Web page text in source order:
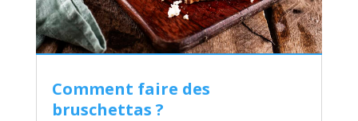
Comment faire des
bruschettas ?